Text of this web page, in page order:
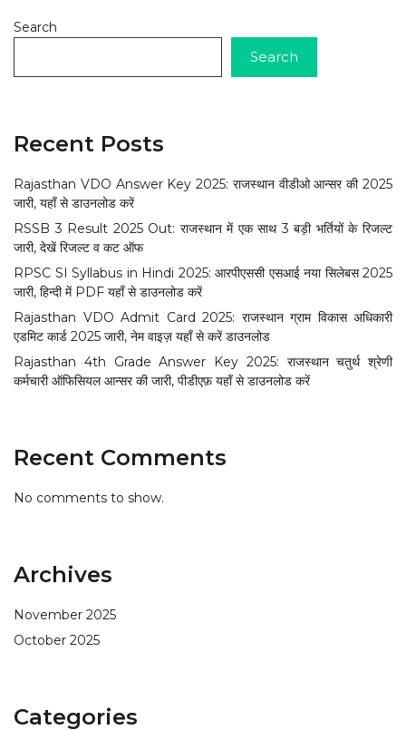
Search
Search
Recent Posts
Rajasthan VDO Answer Key 2025: राजस्थान वीडीओ आन्सर की 2025
जारी, यहाँ से डाउनलोड करें
RSSB 3 Result 2025 Out: राजस्थान में एक साथ 3 बड़ी भर्तियों के रिजल्ट
जारी, देखें रिजल्ट व कट ऑफ
RPSC SI Syllabus in Hindi 2025: आरपीएससी एसआई नया सिलेबस 2025
जारी, हिन्दी में PDF यहाँ से डाउनलोड करें
Rajasthan VDO Admit Card 2025: राजस्थान ग्राम विकास अधिकारी
एडमिट कार्ड 2025 जारी, नेम वाइज़ यहाँ से करें डाउनलोड
Rajasthan 4th Grade Answer Key 2025: राजस्थान चतुर्थ श्रेणी
कर्मचारी ऑफिसियल आन्सर की जारी, पीडीएफ़ यहाँ से डाउनलोड करें
Recent Comments
No comments to show.
Archives
November 2025
October 2025
Categories